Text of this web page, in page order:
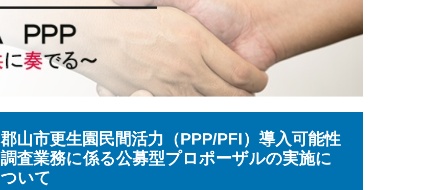
郡山市更生園民間活力（PPP/PFI）導入可能性
調査業務に係る公募型プロポーザルの実施に
ついて